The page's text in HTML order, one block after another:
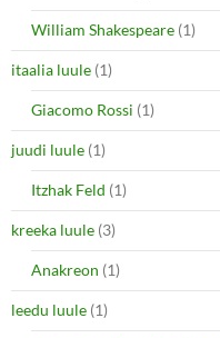
William Shakespeare (1)
itaalia luule (1)
Giacomo Rossi (1)
juudi luule (1)
Itzhak Feld (1)
kreeka luule (3)
Anakreon (1)
leedu luule (1)